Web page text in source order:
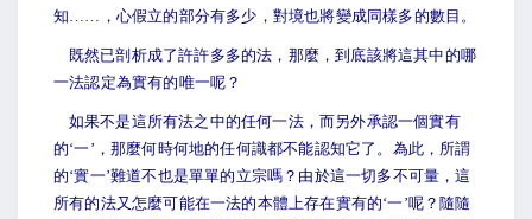
知……，心假立的部分有多少，對境也將變成同樣多的數目。
既然已剖析成了許許多多的法，那麼，到底該將這其中的哪
一法認定為實有的唯一呢？
如果不是這所有法之中的任何一法，而另外承認一個實有
的‘一’，那麼何時何地的任何識都不能認知它了。為此，所謂
的‘實一’難道不也是單單的立宗嗎？由於這一切多不可量，這
所有的法又怎麼可能在一法的本體上存在實有的‘一’呢？隨隨